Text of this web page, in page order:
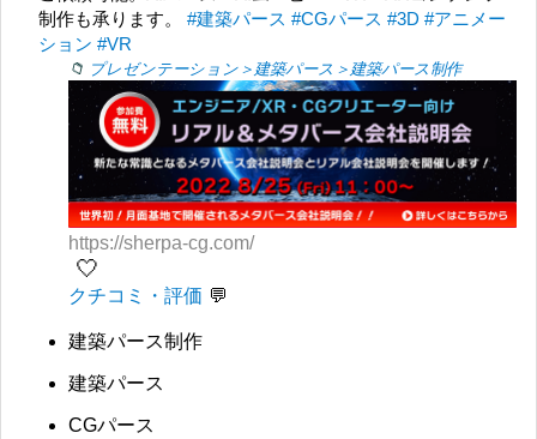
制作も承ります。#建築パース #CGパース #3D #アニメー
ション #VR
プレゼンテーション＞建築パース＞建築パース制作
https://sherpa-cg.com/
🤍
クチコミ・評価
建築パース制作
建築パース
CGパース